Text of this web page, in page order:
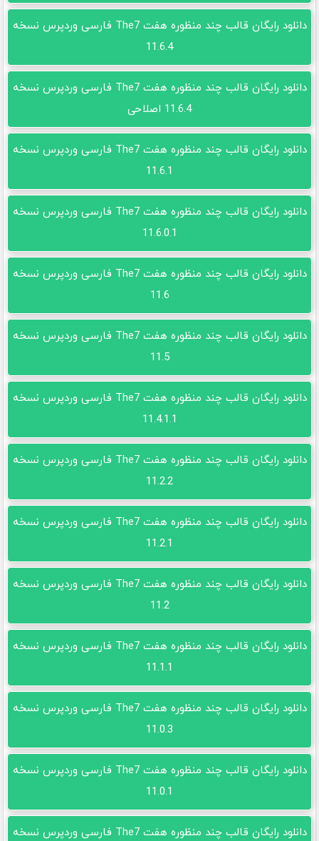
دانلود رایگان قالب چند منظوره هفت The7 فارسی وردپرس نسخه
11.6.4
دانلود رایگان قالب چند منظوره هفت The7 فارسی وردپرس نسخه
11.6.4 اصلاحی
دانلود رایگان قالب چند منظوره هفت The7 فارسی وردپرس نسخه
11.6.1
دانلود رایگان قالب چند منظوره هفت The7 فارسی وردپرس نسخه
11.6.0.1
دانلود رایگان قالب چند منظوره هفت The7 فارسی وردپرس نسخه
11.6
دانلود رایگان قالب چند منظوره هفت The7 فارسی وردپرس نسخه
11.5
دانلود رایگان قالب چند منظوره هفت The7 فارسی وردپرس نسخه
11.4.1.1
دانلود رایگان قالب چند منظوره هفت The7 فارسی وردپرس نسخه
11.2.2
دانلود رایگان قالب چند منظوره هفت The7 فارسی وردپرس نسخه
11.2.1
دانلود رایگان قالب چند منظوره هفت The7 فارسی وردپرس نسخه
11.2
دانلود رایگان قالب چند منظوره هفت The7 فارسی وردپرس نسخه
11.1.1
دانلود رایگان قالب چند منظوره هفت The7 فارسی وردپرس نسخه
11.0.3
دانلود رایگان قالب چند منظوره هفت The7 فارسی وردپرس نسخه
11.0.1
دانلود رایگان قالب چند منظوره هفت The7 فارسی وردپرس نسخه